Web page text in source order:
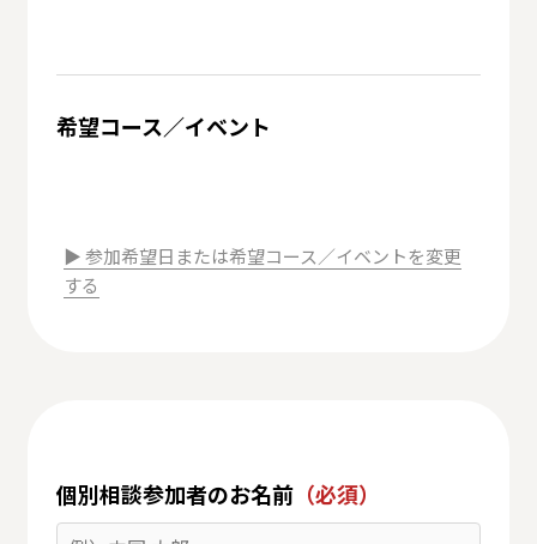
希望コース／イベント
▶︎ 参加希望日または希望コース／イベントを変更
する
個別相談参加者のお名前 （必須）